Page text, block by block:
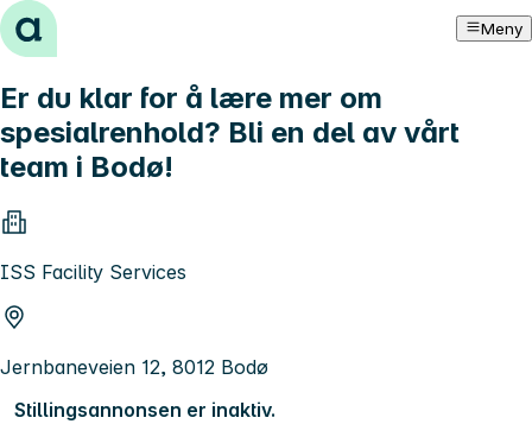
Hopp til innhold Meny
Er du klar for å lære mer om
spesialrenhold? Bli en del av vårt
team i Bodø!
ISS Facility Services
Jernbaneveien 12, 8012 Bodø
Stillingsannonsen er inaktiv.